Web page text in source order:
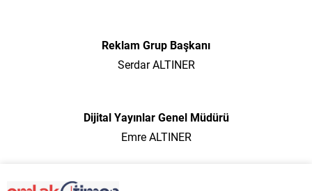
Reklam Grup Başkanı
Serdar ALTINER
Dijital Yayınlar Genel Müdürü
Emre ALTINER